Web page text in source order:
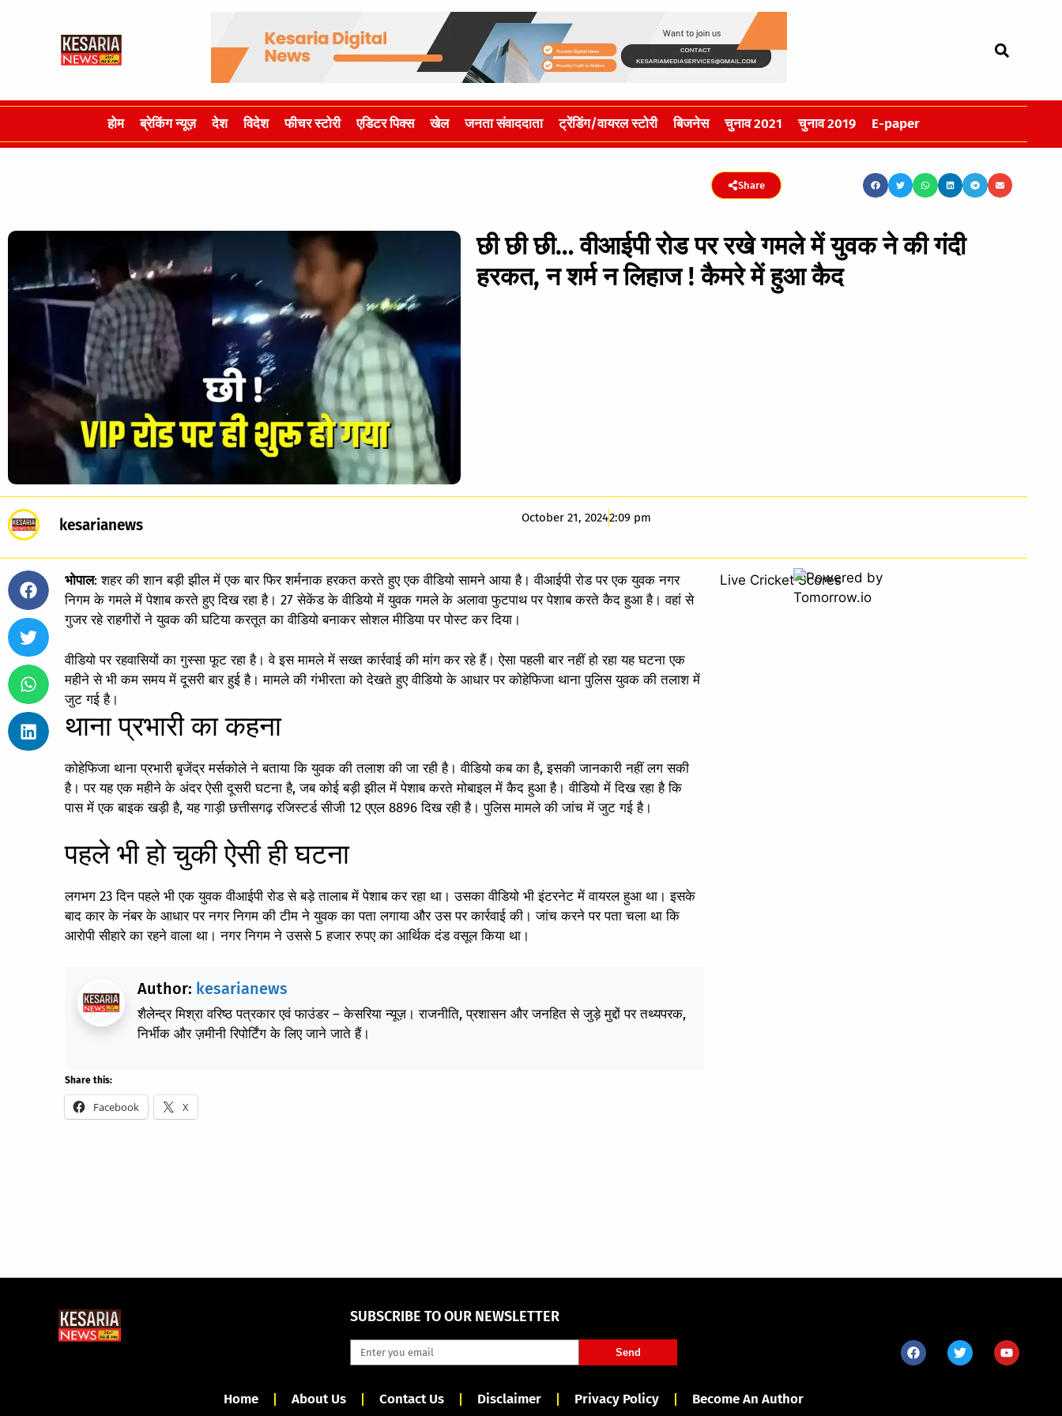
होम ब्रेकिंग न्यूज़ देश विदेश फीचर स्टोरी एडिटर पिक्स खेल जनता संवाददाता ट्रेंडिंग/वायरल स्टोरी बिजनेस चुनाव 2021 चुनाव 2019 E-paper
Share
छी छी छी… वीआईपी रोड पर रखे गमले में युवक ने की गंदी
हरकत, न शर्म न लिहाज ! कैमरे में हुआ कैद
kesarianews October 21, 20242:09 pm
भोपाल: शहर की शान बड़ी झील में एक बार फिर शर्मनाक हरकत करते हुए एक वीडियो सामने आया है। वीआईपी रोड पर एक युवक नगर
निगम के गमले में पेशाब करते हुए दिख रहा है। 27 सेकेंड के वीडियो में युवक गमले के अलावा फुटपाथ पर पेशाब करते कैद हुआ है। वहां से
गुजर रहे राहगीरों ने युवक की घटिया करतूत का वीडियो बनाकर सोशल मीडिया पर पोस्ट कर दिया।
वीडियो पर रहवासियों का गुस्सा फूट रहा है। वे इस मामले में सख्त कार्रवाई की मांग कर रहे हैं। ऐसा पहली बार नहीं हो रहा यह घटना एक
महीने से भी कम समय में दूसरी बार हुई है। मामले की गंभीरता को देखते हुए वीडियो के आधार पर कोहेफिजा थाना पुलिस युवक की तलाश में
जुट गई है।
थाना प्रभारी का कहना
कोहेफिजा थाना प्रभारी बृजेंद्र मर्सकोले ने बताया कि युवक की तलाश की जा रही है। वीडियो कब का है, इसकी जानकारी नहीं लग सकी
है। पर यह एक महीने के अंदर ऐसी दूसरी घटना है, जब कोई बड़ी झील में पेशाब करते मोबाइल में कैद हुआ है। वीडियो में दिख रहा है कि
पास में एक बाइक खड़ी है, यह गाड़ी छत्तीसगढ़ रजिस्टर्ड सीजी 12 एएल 8896 दिख रही है। पुलिस मामले की जांच में जुट गई है।
पहले भी हो चुकी ऐसी ही घटना
लगभग 23 दिन पहले भी एक युवक वीआईपी रोड से बड़े तालाब में पेशाब कर रहा था। उसका वीडियो भी इंटरनेट में वायरल हुआ था। इसके
बाद कार के नंबर के आधार पर नगर निगम की टीम ने युवक का पता लगाया और उस पर कार्रवाई की। जांच करने पर पता चला था कि
आरोपी सीहारे का रहने वाला था। नगर निगम ने उससे 5 हजार रुपए का आर्थिक दंड वसूल किया था।
Author: kesarianews
शैलेन्द्र मिश्रा वरिष्ठ पत्रकार एवं फाउंडर – केसरिया न्यूज़। राजनीति, प्रशासन और जनहित से जुड़े मुद्दों पर तथ्यपरक,
निर्भीक और ज़मीनी रिपोर्टिंग के लिए जाने जाते हैं।
Share this:
Facebook X
Live Cricket Scores
SUBSCRIBE TO OUR NEWSLETTER
Send
Home About Us Contact Us Disclaimer Privacy Policy Become An Author